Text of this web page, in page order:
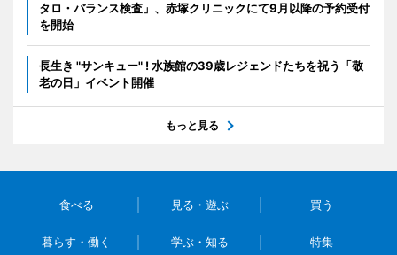
タロ・バランス検査」、赤塚クリニックにて9月以降の予約受付
を開始
長生き "サンキュー" ! 水族館の39歳レジェンドたちを祝う「敬
老の日」イベント開催
もっと見る
食べる 見る・遊ぶ 買う
暮らす・働く 学ぶ・知る 特集